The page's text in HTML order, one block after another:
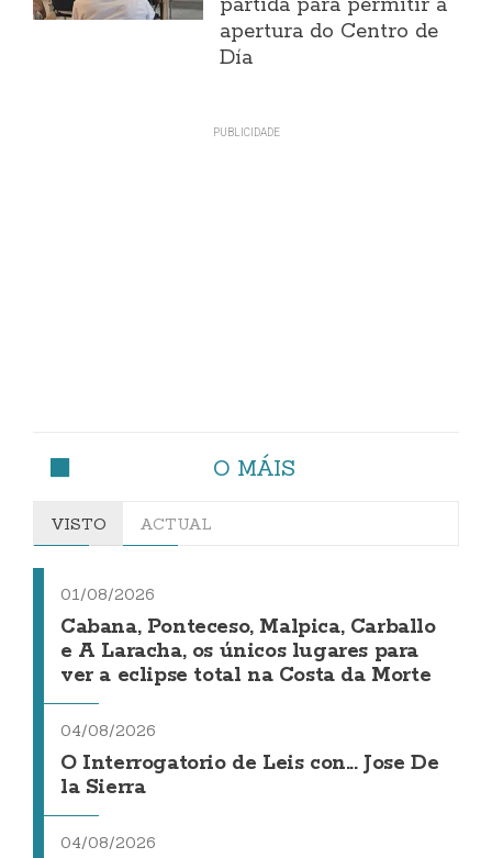
partida para permitir a
apertura do Centro de
Día
O MÁIS
VISTO ACTUAL
01/08/2026
Cabana, Ponteceso, Malpica, Carballo
e A Laracha, os únicos lugares para
ver a eclipse total na Costa da Morte
04/08/2026
O Interrogatorio de Leis con... Jose De
la Sierra
04/08/2026